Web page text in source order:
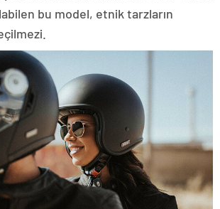
bu model, etnik tarzların